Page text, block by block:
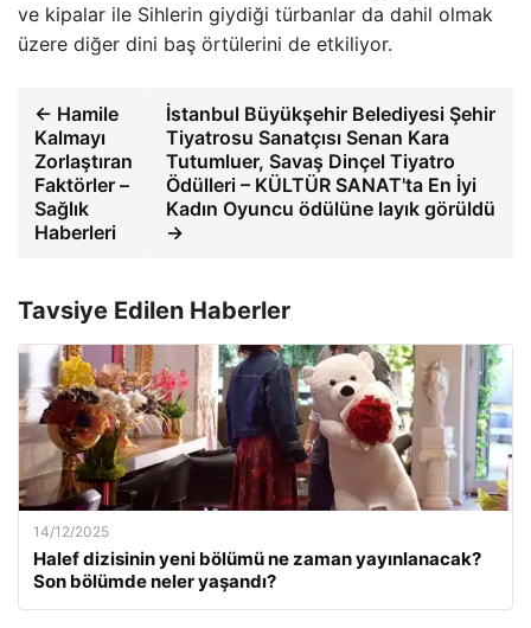
ve kipalar ile Sihlerin giydiği türbanlar da dahil olmak
üzere diğer dini baş örtülerini de etkiliyor.
← Hamile
Kalmayı
Zorlaştıran
Faktörler –
Sağlık
Haberleri
İstanbul Büyükşehir Belediyesi Şehir
Tiyatrosu Sanatçısı Senan Kara
Tutumluer, Savaş Dinçel Tiyatro
Ödülleri – KÜLTÜR SANAT'ta En İyi
Kadın Oyuncu ödülüne layık görüldü
→
Tavsiye Edilen Haberler
14/12/2025
Halef dizisinin yeni bölümü ne zaman yayınlanacak?
Son bölümde neler yaşandı?